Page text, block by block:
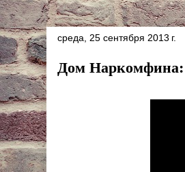
среда, 25 сентября 2013 г.
Дом Наркомфина: